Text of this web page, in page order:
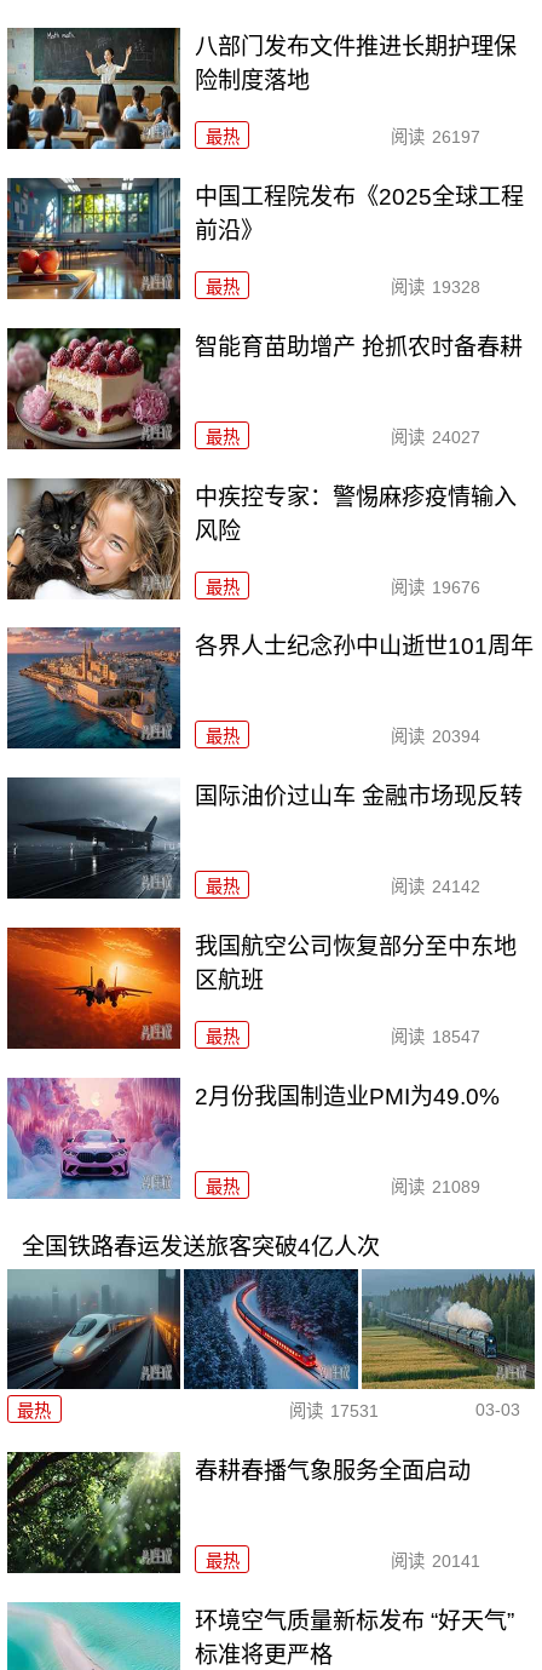
八部门发布文件推进长期护理保
险制度落地
最热 阅读 26197
中国工程院发布《2025全球工程
前沿》
最热 阅读 19328
智能育苗助增产 抢抓农时备春耕
最热 阅读 24027
中疾控专家：警惕麻疹疫情输入
风险
最热 阅读 19676
各界人士纪念孙中山逝世101周年
最热 阅读 20394
国际油价过山车 金融市场现反转
最热 阅读 24142
我国航空公司恢复部分至中东地
区航班
最热 阅读 18547
2月份我国制造业PMI为49.0%
最热 阅读 21089
全国铁路春运发送旅客突破4亿人次
最热 阅读 17531 03-03
春耕春播气象服务全面启动
最热 阅读 20141
环境空气质量新标发布 “好天气”
标准将更严格